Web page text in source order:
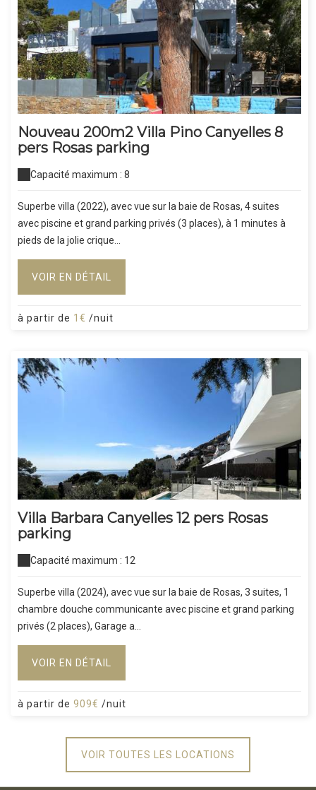
Nouveau 200m2 Villa Pino Canyelles 8
pers Rosas parking
Capacité maximum : 8
Superbe villa (2022), avec vue sur la baie de Rosas, 4 suites
avec piscine et grand parking privés (3 places), à 1 minutes à
pieds de la jolie crique...
VOIR EN DÉTAIL
à partir de 1€ /nuit
Villa Barbara Canyelles 12 pers Rosas
parking
Capacité maximum : 12
Superbe villa (2024), avec vue sur la baie de Rosas, 3 suites, 1
chambre douche communicante avec piscine et grand parking
privés (2 places), Garage a...
VOIR EN DÉTAIL
à partir de 909€ /nuit
VOIR TOUTES LES LOCATIONS